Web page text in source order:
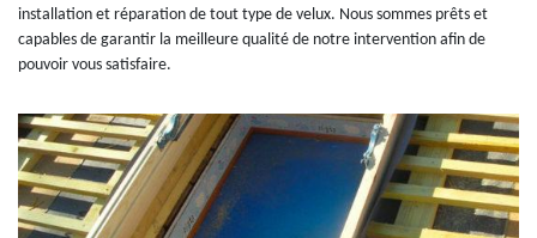
installation et réparation de tout type de velux. Nous sommes prêts et
capables de garantir la meilleure qualité de notre intervention afin de
pouvoir vous satisfaire.